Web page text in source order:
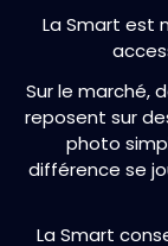
La Smart est
Sur le marché,
reposent sur
photo
différence se
La Smart